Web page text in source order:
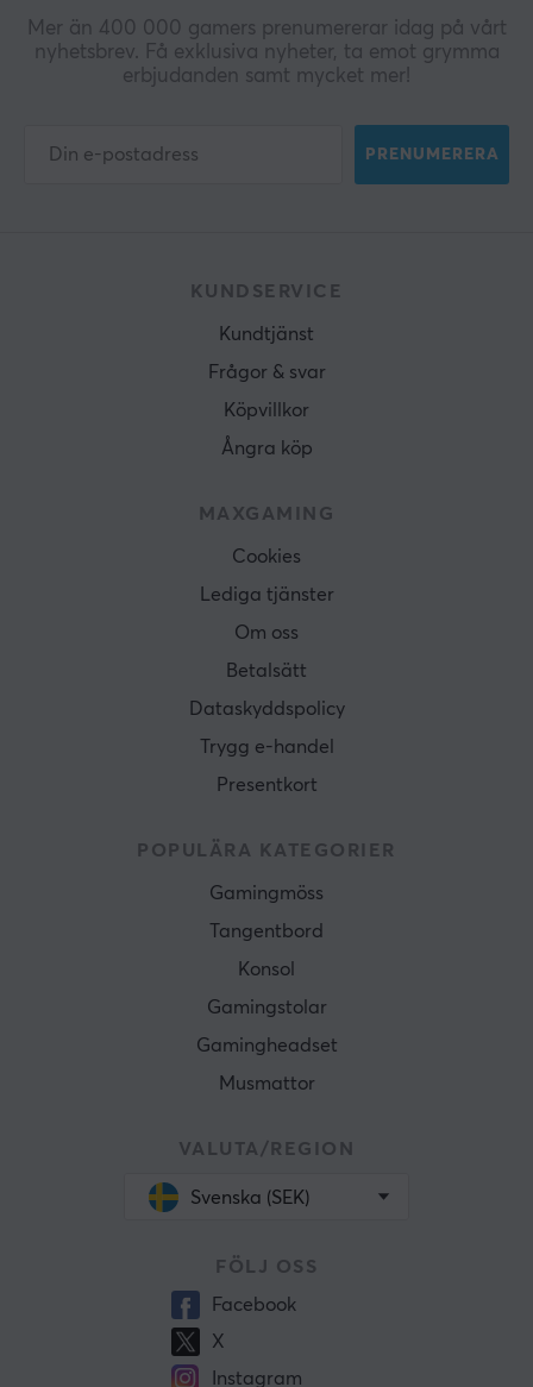
Mer än 400 000 gamers prenumererar idag på vårt
nyhetsbrev. Få exklusiva nyheter, ta emot grymma
erbjudanden samt mycket mer!
PRENUMERERA
KUNDSERVICE
Kundtjänst
Frågor & svar
Köpvillkor
Ångra köp
MAXGAMING
Cookies
Lediga tjänster
Om oss
Betalsätt
Dataskyddspolicy
Trygg e-handel
Presentkort
POPULÄRA KATEGORIER
Gamingmöss
Tangentbord
Konsol
Gamingstolar
Gamingheadset
Musmattor
VALUTA/REGION
Svenska (SEK)
FÖLJ OSS
Facebook
X
Instagram